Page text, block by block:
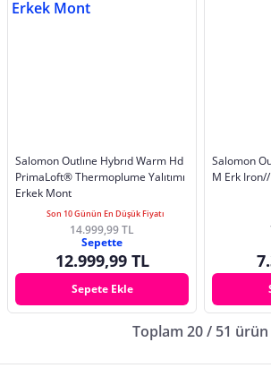
Salomon Outlıne Hybrıd Warm Hd
PrimaLoft® Thermoplume Yalıtımı
Erkek Mont
Son 10 Günün En Düşük Fiyatı
14.999,99 TL
Sepette
12.999,99 TL
Sepete Ekle
Salomon
M Erk
Toplam 20 / 51 ürün